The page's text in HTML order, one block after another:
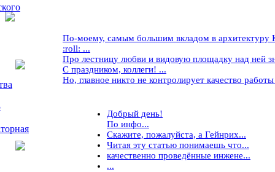
По-моему, самым большим вкладом в архитектуру
:roll: ...
Про лестницу любви и видовую площадку над ней
С праздником, коллеги! ...
Но, главное никто не контролирует качество
Добрый день!
По инфо...
Скажите, пожалуйста, а Гейнрих...
Читая эту статью понимаешь что...
качественно проведённые инжене...
...